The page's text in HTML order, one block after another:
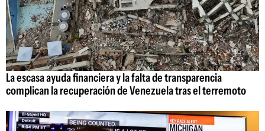
La escasa ayuda financiera y la falta de transparencia
complican la recuperación de Venezuela tras el terremoto